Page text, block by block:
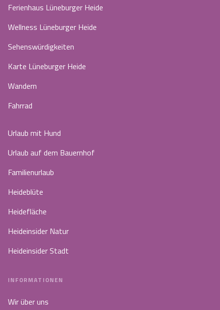
Ferienhaus Lüneburger Heide
Wellness Lüneburger Heide
Sehenswürdigkeiten
Karte Lüneburger Heide
Wandern
Fahrrad
Urlaub mit Hund
Urlaub auf dem Bauernhof
Familienurlaub
Heideblüte
Heidefläche
Heideinsider Natur
Heideinsider Stadt
INFORMATIONEN
Wir über uns